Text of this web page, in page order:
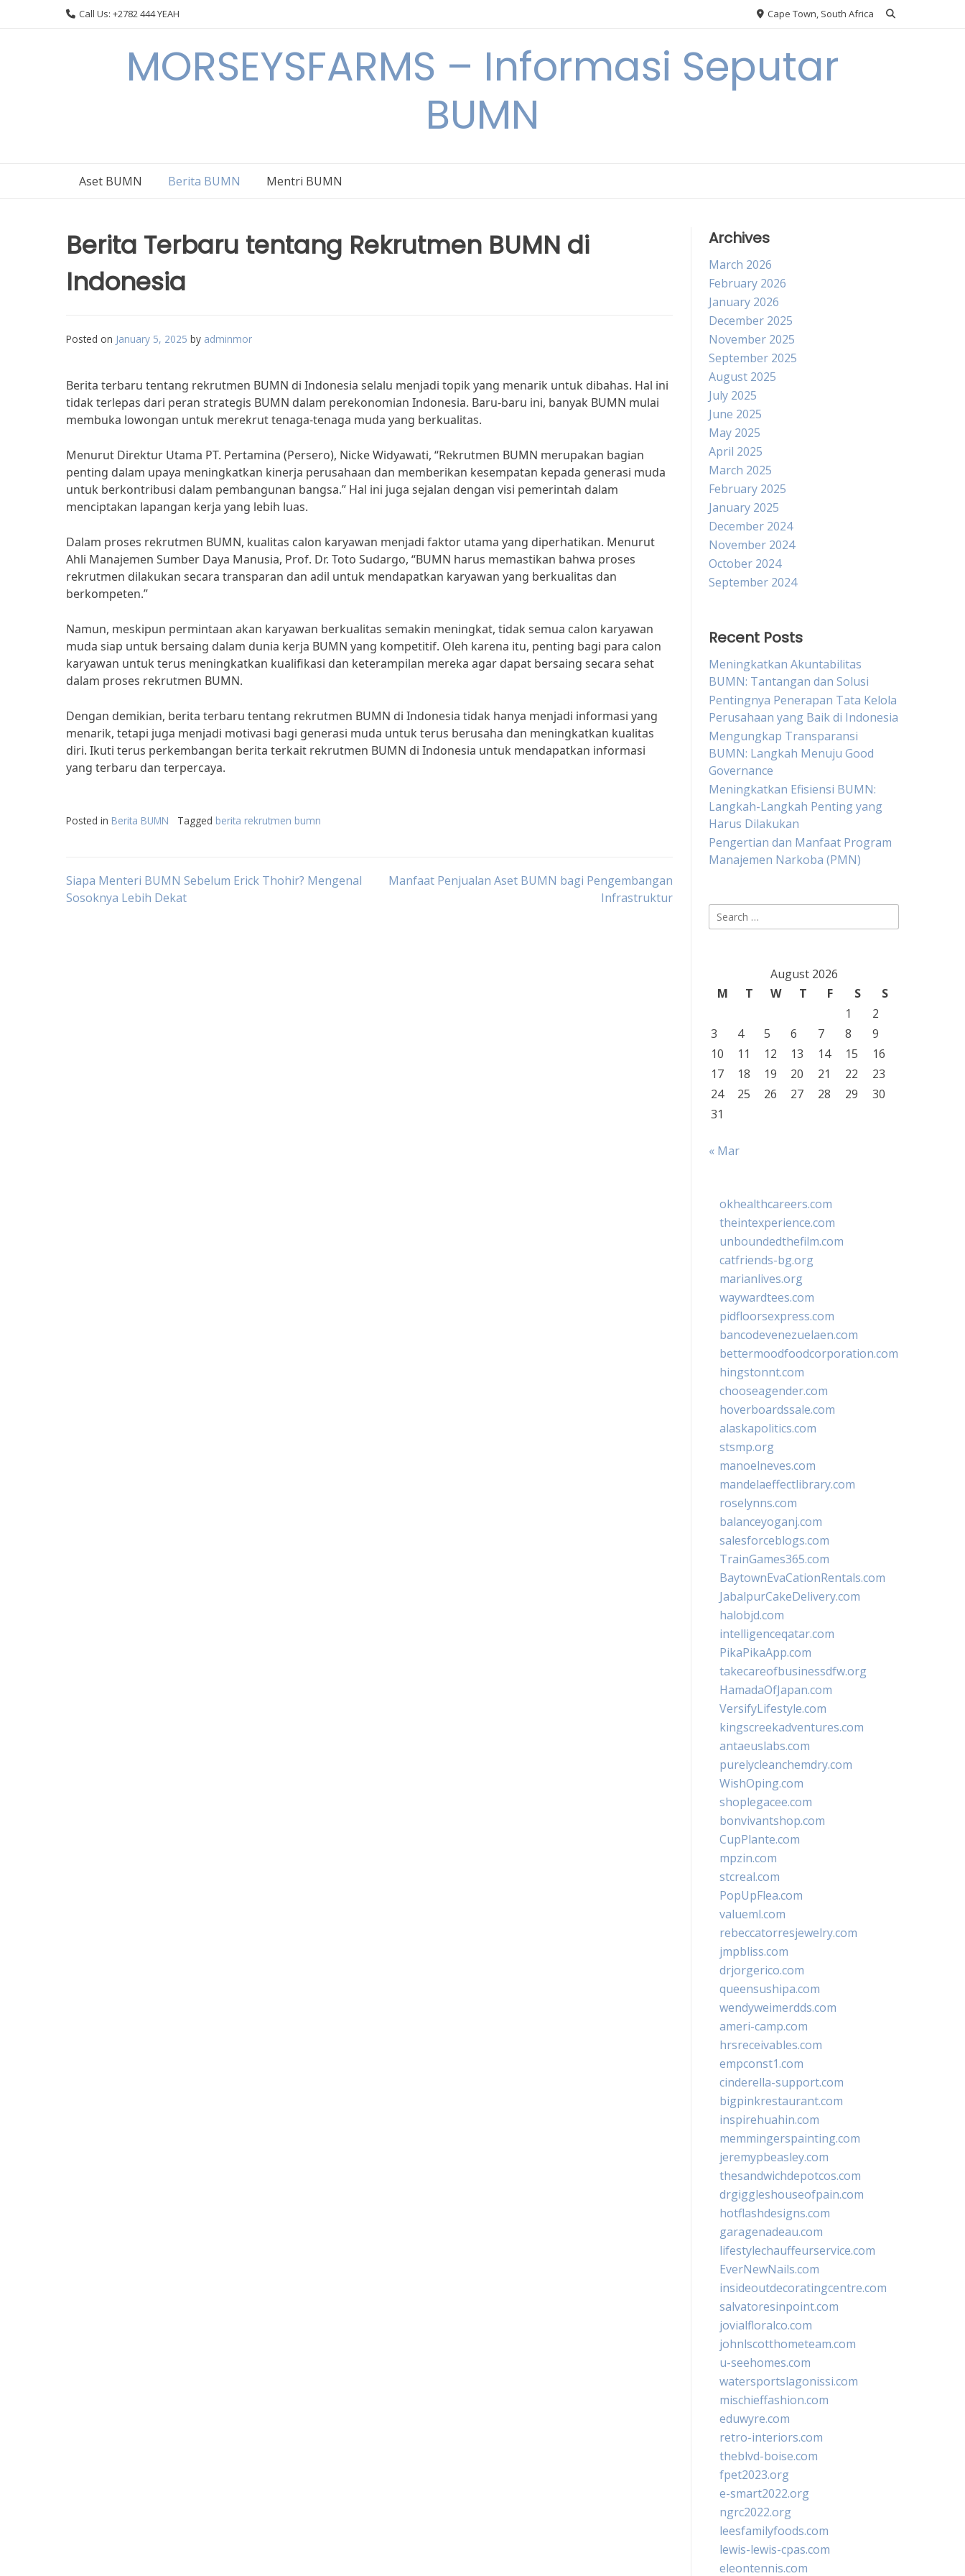
Call Us: +2782 444 YEAH Cape Town, South Africa
MORSEYSFARMS – Informasi Seputar
BUMN
Aset BUMN Berita BUMN Mentri BUMN
Berita Terbaru tentang Rekrutmen BUMN di
Indonesia
Posted on January 5, 2025 by adminmor
Berita terbaru tentang rekrutmen BUMN di Indonesia selalu menjadi topik yang menarik untuk dibahas. Hal ini
tidak terlepas dari peran strategis BUMN dalam perekonomian Indonesia. Baru-baru ini, banyak BUMN mulai
membuka lowongan untuk merekrut tenaga-tenaga muda yang berkualitas.
Menurut Direktur Utama PT. Pertamina (Persero), Nicke Widyawati, “Rekrutmen BUMN merupakan bagian
penting dalam upaya meningkatkan kinerja perusahaan dan memberikan kesempatan kepada generasi muda
untuk berkontribusi dalam pembangunan bangsa.” Hal ini juga sejalan dengan visi pemerintah dalam
menciptakan lapangan kerja yang lebih luas.
Dalam proses rekrutmen BUMN, kualitas calon karyawan menjadi faktor utama yang diperhatikan. Menurut
Ahli Manajemen Sumber Daya Manusia, Prof. Dr. Toto Sudargo, “BUMN harus memastikan bahwa proses
rekrutmen dilakukan secara transparan dan adil untuk mendapatkan karyawan yang berkualitas dan
berkompeten.”
Namun, meskipun permintaan akan karyawan berkualitas semakin meningkat, tidak semua calon karyawan
muda siap untuk bersaing dalam dunia kerja BUMN yang kompetitif. Oleh karena itu, penting bagi para calon
karyawan untuk terus meningkatkan kualifikasi dan keterampilan mereka agar dapat bersaing secara sehat
dalam proses rekrutmen BUMN.
Dengan demikian, berita terbaru tentang rekrutmen BUMN di Indonesia tidak hanya menjadi informasi yang
menarik, tetapi juga menjadi motivasi bagi generasi muda untuk terus berusaha dan meningkatkan kualitas
diri. Ikuti terus perkembangan berita terkait rekrutmen BUMN di Indonesia untuk mendapatkan informasi
yang terbaru dan terpercaya.
Posted in Berita BUMN Tagged berita rekrutmen bumn
Post
Siapa Menteri BUMN Sebelum Erick Thohir? Mengenal
Sosoknya Lebih Dekat
Manfaat Penjualan Aset BUMN bagi Pengembangan
Infrastruktur
Archives
March 2026
February 2026
January 2026
December 2025
November 2025
September 2025
August 2025
July 2025
June 2025
May 2025
April 2025
March 2025
February 2025
January 2025
December 2024
November 2024
October 2024
September 2024
Recent Posts
Meningkatkan Akuntabilitas
BUMN: Tantangan dan Solusi
Pentingnya Penerapan Tata Kelola
Perusahaan yang Baik di Indonesia
Mengungkap Transparansi
BUMN: Langkah Menuju Good
Governance
Meningkatkan Efisiensi BUMN:
Langkah-Langkah Penting yang
Harus Dilakukan
Pengertian dan Manfaat Program
Manajemen Narkoba (PMN)
Search
for:
August 2026
M
T W T F S
S
1
2
3
4 5 6 7 8
9
10
11 12 13 14 15
16
17
18 19 20 21 22
23
24
25 26 27 28 29
30
31
« Mar
okhealthcareers.com
theintexperience.com
unboundedthefilm.com
catfriends-bg.org
marianlives.org
waywardtees.com
pidfloorsexpress.com
bancodevenezuelaen.com
bettermoodfoodcorporation.com
hingstonnt.com
chooseagender.com
hoverboardssale.com
alaskapolitics.com
stsmp.org
manoelneves.com
mandelaeffectlibrary.com
roselynns.com
balanceyoganj.com
salesforceblogs.com
TrainGames365.com
BaytownEvaCationRentals.com
JabalpurCakeDelivery.com
halobjd.com
intelligenceqatar.com
PikaPikaApp.com
takecareofbusinessdfw.org
HamadaOfJapan.com
VersifyLifestyle.com
kingscreekadventures.com
antaeuslabs.com
purelycleanchemdry.com
WishOping.com
shoplegacee.com
bonvivantshop.com
CupPlante.com
mpzin.com
stcreal.com
PopUpFlea.com
valueml.com
rebeccatorresjewelry.com
jmpbliss.com
drjorgerico.com
queensushipa.com
wendyweimerdds.com
ameri-camp.com
hrsreceivables.com
empconst1.com
cinderella-support.com
bigpinkrestaurant.com
inspirehuahin.com
memmingerspainting.com
jeremypbeasley.com
thesandwichdepotcos.com
drgiggleshouseofpain.com
hotflashdesigns.com
garagenadeau.com
lifestylechauffeurservice.com
EverNewNails.com
insideoutdecoratingcentre.com
salvatoresinpoint.com
jovialfloralco.com
johnlscotthometeam.com
u-seehomes.com
watersportslagonissi.com
mischieffashion.com
eduwyre.com
retro-interiors.com
theblvd-boise.com
fpet2023.org
e-smart2022.org
ngrc2022.org
leesfamilyfoods.com
lewis-lewis-cpas.com
eleontennis.com